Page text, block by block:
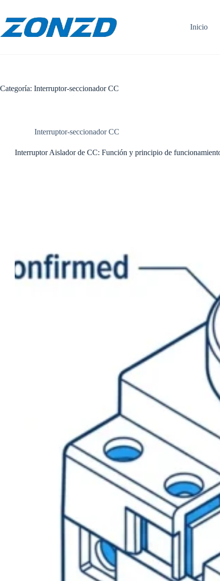
contenido
Inicio
Categoría: Interruptor-seccionador CC
Interruptor-seccionador CC
Interruptor Aislador de CC: Función y principio de